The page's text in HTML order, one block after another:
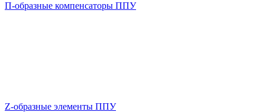
П-образные компенсаторы ППУ
Z-образные элементы ППУ